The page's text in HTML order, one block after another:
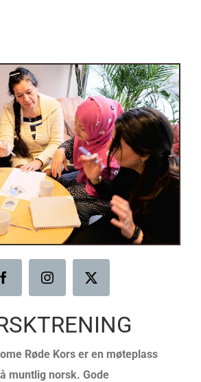
Røde Kors er en møteplass
muntlig norsk. Gode